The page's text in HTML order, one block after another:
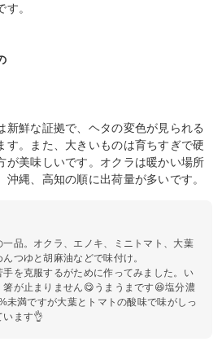
。
新鮮な証拠で、ヘタの変色が見られる
す。また、大きいものは育ちすぎで硬
が美味しいです。オクラは暖かい場所
縄、高知の順に出荷量が多いです。
一品。オクラ、エノキ、ミニトマト、大葉
んつゆと胡麻油などで味付け。
手を克服するがために作ってみました。い
箸が止まりません😋うまうまです😆塩分濃
未満ですが大葉とトマトの酸味で味がしっ
います👌